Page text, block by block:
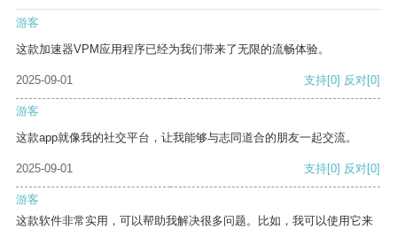
游客
这款加速器VPM应用程序已经为我们带来了无限的流畅体验。
2025-09-01 支持[0] 反对[0]
游客
这款app就像我的社交平台，让我能够与志同道合的朋友一起交流。
2025-09-01 支持[0] 反对[0]
游客
这款软件非常实用，可以帮助我解决很多问题。比如，我可以使用它来